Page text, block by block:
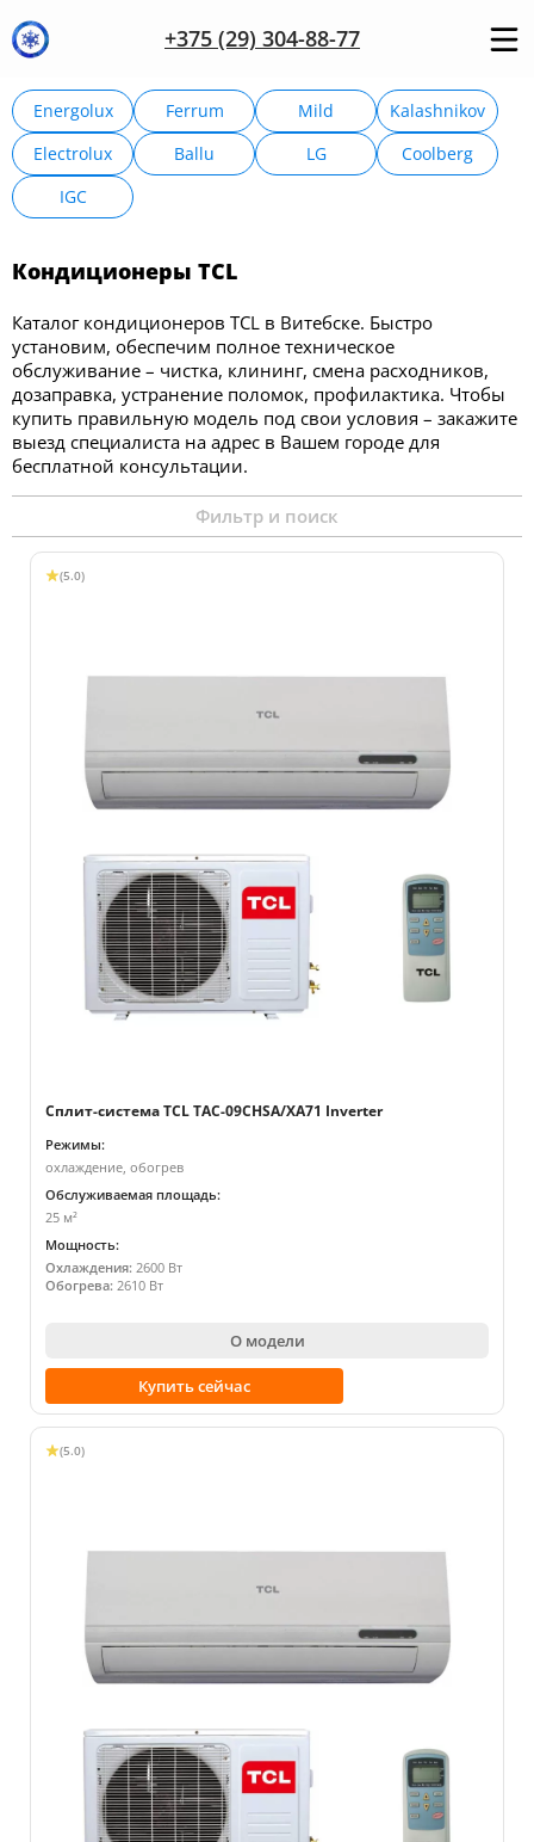
+375 (29) 304-88-77
Energolux Ferrum Mild
Kalashnikov
Electrolux
Ballu LG
Coolberg
IGC
Кондиционеры TCL
Каталог кондиционеров TCL в Витебске. Быстро
установим, обеспечим полное техническое
обслуживание – чистка, клининг, смена расходников,
дозаправка, устранение поломок, профилактика. Чтобы
купить правильную модель под свои условия – закажите
выезд специалиста на адрес в Вашем городе для
бесплатной консультации.
Фильтр и поиск
(5.0)
Сплит-система TCL TAC-09CHSA/XA71 Inverter
Режимы:
охлаждение, обогрев
Обслуживаемая площадь:
25 м²
Мощность:
Охлаждения: 2600 Вт
Обогрева: 2610 Вт
О модели
Купить сейчас
(5.0)